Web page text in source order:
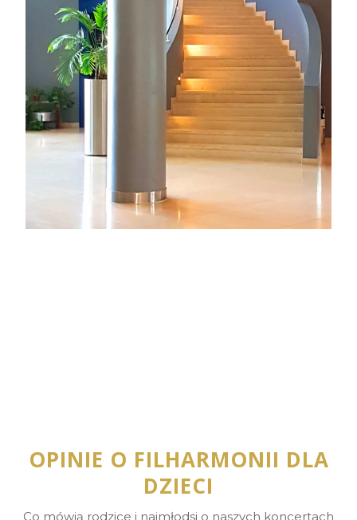
OPINIE O FILHARMONII DLA
DZIECI
Co mówią rodzice i najmłodsi o naszych koncertach